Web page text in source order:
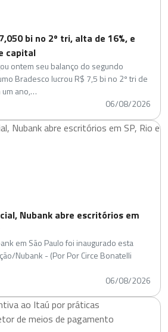
bi no 2º tri, alta de 16%, e
capital
ontem seu balanço do segundo
Bradesco lucrou R$ 7,5 bi no 2º tri de
um ano,…
06/08/2026
Nubank abre escritórios em
em São Paulo foi inaugurado esta
Nubank - (Por Por Circe Bonatelli
06/08/2026